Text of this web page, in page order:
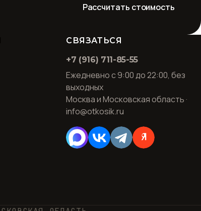
Рассчитать стоимость
СВЯЗАТЬСЯ
+7 (916) 711-85-55
Ежедневно с 9:00 до 22:00, без
выходных
Москва и Московская область ·
info@otkosik.ru